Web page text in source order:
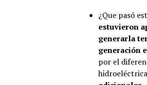
¿Que pasó
estuvieron
generarla
generación
por el